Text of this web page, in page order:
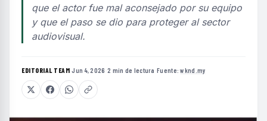
que el actor fue mal aconsejado por su equipo
y que el paso se dio para proteger al sector
audiovisual.
EDITORIAL TEAM·Jun 4, 2026 ·2 min de lectura ·Fuente:wknd.my